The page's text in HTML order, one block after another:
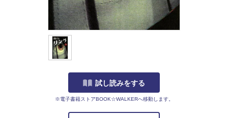
試し読みをする
※電子書籍ストアBOOK☆WALKERへ移動します。